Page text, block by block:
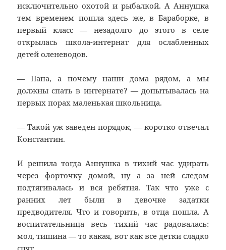
исключительно охотой и рыбалкой. А Аннушка
тем временем пошла здесь же, в Бараборке, в
первый класс — незадолго до этого в селе
открылась школа-интернат для ослабленных
детей оленеводов.
— Папа, а почему наши дома рядом, а мы
должны спать в интернате? — допытывалась на
первых порах маленькая школьница.
— Такой уж заведен порядок, — коротко отвечал
Константин.
И решила тогда Аннушка в тихий час удирать
через форточку домой, ну а за ней следом
подтягивалась и вся ребятня. Так что уже с
ранних лет были в девочке задатки
предводителя. Что и говорить, в отца пошла. А
воспитательница весь тихий час радовалась:
мол, тишина — то какая, вот как все детки сладко